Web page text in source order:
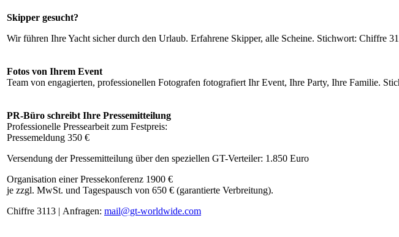
Skipper gesucht?
Wir führen Ihre Yacht sicher durch den Urlaub. Erfahrene Skipper, alle Scheine. Stichwort: Chiffre
Fotos von Ihrem Event
Team von engagierten, professionellen Fotografen fotografiert Ihr Event, Ihre Party, Ihre Familie.
PR-Büro schreibt Ihre Pressemitteilung
Professionelle Pressearbeit zum Festpreis:
Pressemeldung 350 €
Versendung der Pressemitteilung über den speziellen GT-Verteiler: 1.850 Euro
Organisation einer Pressekonferenz 1900 €
je zzgl. MwSt. und Tagespausch von 650 € (garantierte Verbreitung).
Chiffre 3113 | Anfragen: mail@gt-worldwide.com